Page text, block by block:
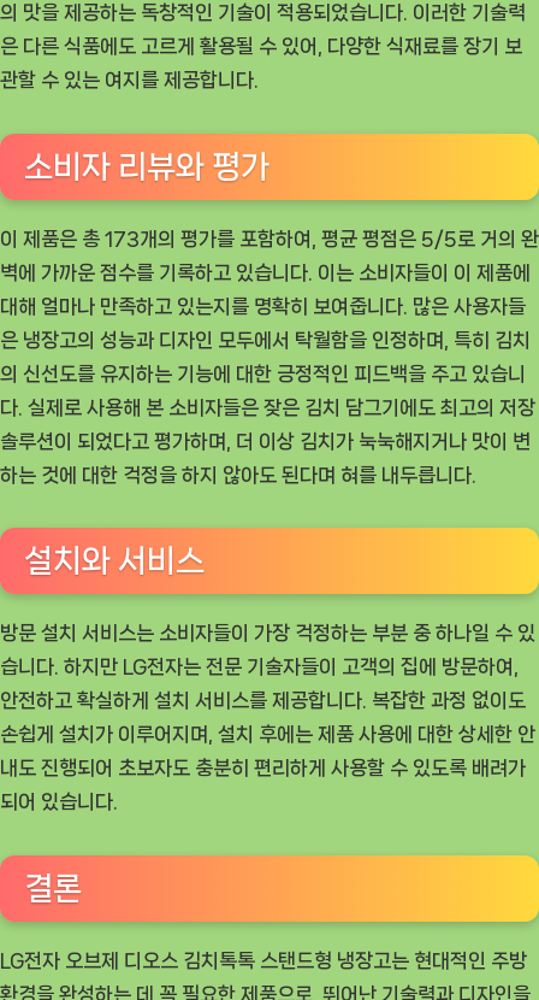
의 맛을 제공하는 독창적인 기술이 적용되었습니다. 이러한 기술력
은 다른 식품에도 고르게 활용될 수 있어, 다양한 식재료를 장기 보
관할 수 있는 여지를 제공합니다.
소비자 리뷰와 평가
이 제품은 총 173개의 평가를 포함하여, 평균 평점은 5/5로 거의 완
벽에 가까운 점수를 기록하고 있습니다. 이는 소비자들이 이 제품에
대해 얼마나 만족하고 있는지를 명확히 보여줍니다. 많은 사용자들
은 냉장고의 성능과 디자인 모두에서 탁월함을 인정하며, 특히 김치
의 신선도를 유지하는 기능에 대한 긍정적인 피드백을 주고 있습니
다. 실제로 사용해 본 소비자들은 잦은 김치 담그기에도 최고의 저장
솔루션이 되었다고 평가하며, 더 이상 김치가 눅눅해지거나 맛이 변
하는 것에 대한 걱정을 하지 않아도 된다며 혀를 내두릅니다.
설치와 서비스
방문 설치 서비스는 소비자들이 가장 걱정하는 부분 중 하나일 수 있
습니다. 하지만 LG전자는 전문 기술자들이 고객의 집에 방문하여,
안전하고 확실하게 설치 서비스를 제공합니다. 복잡한 과정 없이도
손쉽게 설치가 이루어지며, 설치 후에는 제품 사용에 대한 상세한 안
내도 진행되어 초보자도 충분히 편리하게 사용할 수 있도록 배려가
되어 있습니다.
결론
LG전자 오브제 디오스 김치톡톡 스탠드형 냉장고는 현대적인 주방
환경을 완성하는 데 꼭 필요한 제품으로, 뛰어난 기술력과 디자인을